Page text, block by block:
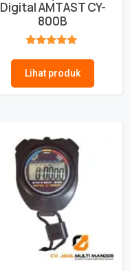
Digital AMTAST CY-
800B
Lihat produk